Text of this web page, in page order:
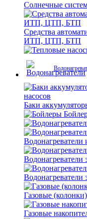
Солнечные
Средства
ИТП, ЦТП, БТП
Баки
Водонагреватели
Водонагреватели
Водонагреватели
Газовые
Газовые